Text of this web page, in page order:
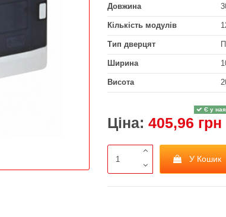
Довжина
Кількість модулів
Тип дверцят
Ширина
Висота
Є у
Ціна: 405,96 грн
У Кошик